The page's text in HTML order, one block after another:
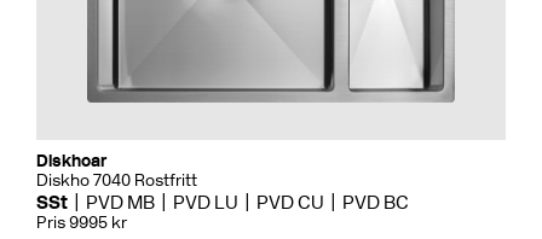
Diskhoar
Diskho 7040 Rostfritt
SSt PVD MB PVD LU PVD CU PVD BC
Pris 9995 kr